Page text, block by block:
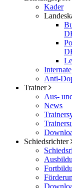
Kader
Internate
Anti-
Trainer
Aus-
News
Schiedsrichter